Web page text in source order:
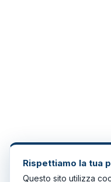
Rispettiamo la tua
Questo sito utilizza